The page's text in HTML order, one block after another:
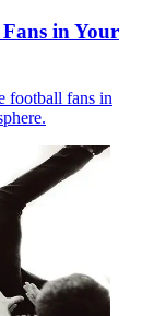
in Your
football fans in